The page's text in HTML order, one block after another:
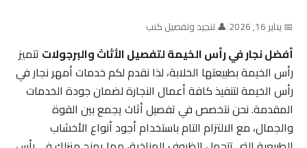
📅 يناير 16, 2026 |👤 تنجيد وتفصيل كنب
أفضل نجار في رأس الخيمة لتفصيل الأثاث والبرجولاتتتميز
رأس الخيمة بطبيعتها الخلابة، لذا نقدم لكم خدمات أمهر نجار في
رأس الخيمة لتنفيذ كافة أعمال النجارة لضمان جودة الخدمات
المقدمة. نحن نتخصص في تفصيل أثاث يجمع بين القوة
والجمال، مع الالتزام التام باستخدام أجود أنواع الأخشاب